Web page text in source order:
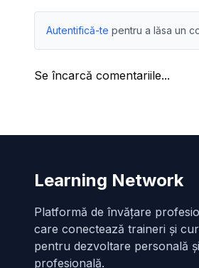
Autentifică-te pentru a lăsa un
Se încarcă comentariile...
Learning Network
Platformă de învățare
care conectează traineri și
pentru dezvoltare personală și
profesională.